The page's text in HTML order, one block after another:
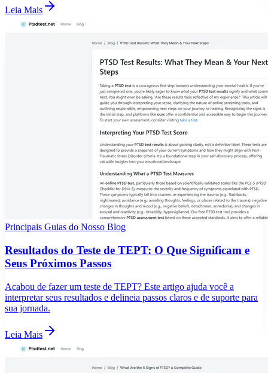
Leia Mais
Principais Guias do Nosso Blog
Resultados do Teste de TEPT: O Que Significam e
Seus Próximos Passos
Acabou de fazer um teste de TEPT? Este artigo ajuda você a
interpretar seus resultados e delineia passos claros e de suporte para
sua jornada.
Leia Mais